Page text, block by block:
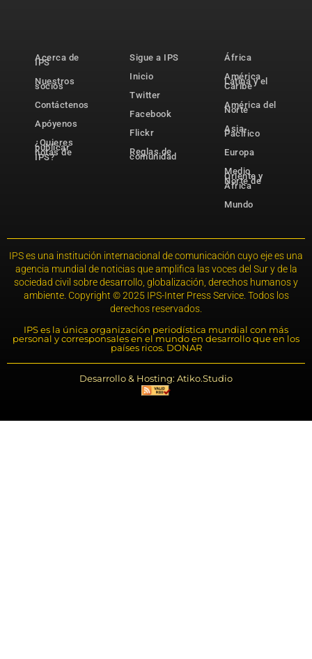
Acerca de
IPS
Nuestros
socios
Contáctenos
Apóyenos
¿Quieres
publicar
notas de
IPS?
Sigue a IPS
Inicio
Twitter
Facebook
Flickr
Reglas de
comunidad
África
América
Latina y el
Caribe
América del
Norte
Asia-
Pacífico
Europa
Medio
Oriente y
Norte de
África
Mundo
IPS es una institución internacional de comunicación cuyo eje es una
agencia mundial de noticias que amplifica las voces del Sur y de la
sociedad civil sobre desarrollo, globalización, derechos humanos y
ambiente. Copyright © 2025 IPS-Inter Press Service. Todos los
derechos reservados.
IPS es la única organización periodística mundial con más
personal y corresponsales en el mundo en desarrollo que en los
países ricos. DONAR
Desarrollo & Hosting: Atiko.Studio